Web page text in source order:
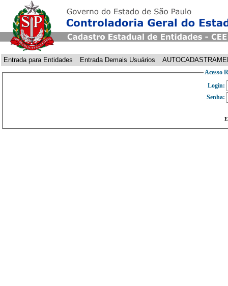
Entrada para Entidades Entrada Demais Usuários
Acesso
Login:
Senha: